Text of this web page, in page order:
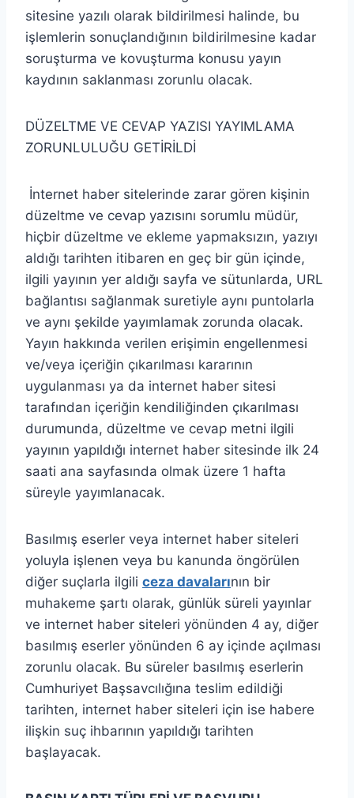
sitesine yazılı olarak bildirilmesi halinde, bu
işlemlerin sonuçlandığının bildirilmesine kadar
soruşturma ve kovuşturma konusu yayın
kaydının saklanması zorunlu olacak.
DÜZELTME VE CEVAP YAZISI YAYIMLAMA
ZORUNLULUĞU GETİRİLDİ
İnternet haber sitelerinde zarar gören kişinin
düzeltme ve cevap yazısını sorumlu müdür,
hiçbir düzeltme ve ekleme yapmaksızın, yazıyı
aldığı tarihten itibaren en geç bir gün içinde,
ilgili yayının yer aldığı sayfa ve sütunlarda, URL
bağlantısı sağlanmak suretiyle aynı puntolarla
ve aynı şekilde yayımlamak zorunda olacak.
Yayın hakkında verilen erişimin engellenmesi
ve/veya içeriğin çıkarılması kararının
uygulanması ya da internet haber sitesi
tarafından içeriğin kendiliğinden çıkarılması
durumunda, düzeltme ve cevap metni ilgili
yayının yapıldığı internet haber sitesinde ilk 24
saati ana sayfasında olmak üzere 1 hafta
süreyle yayımlanacak.
Basılmış eserler veya internet haber siteleri
yoluyla işlenen veya bu kanunda öngörülen
diğer suçlarla ilgili ceza davalarının bir
muhakeme şartı olarak, günlük süreli yayınlar
ve internet haber siteleri yönünden 4 ay, diğer
basılmış eserler yönünden 6 ay içinde açılması
zorunlu olacak. Bu süreler basılmış eserlerin
Cumhuriyet Başsavcılığına teslim edildiği
tarihten, internet haber siteleri için ise habere
ilişkin suç ihbarının yapıldığı tarihten
başlayacak.